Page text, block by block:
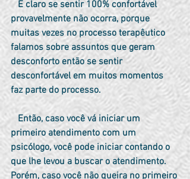
   É claro se sentir 100% confortável
provavelmente não ocorra, porque
muitas vezes no processo terapêutico
falamos sobre assuntos que geram
desconforto então se sentir
desconfortável em muitos momentos
faz parte do processo.
primeiro atendimento com um
psicólogo, você pode iniciar contando o
que lhe levou a buscar o atendimento.
Porém, caso você não queira no primeiro